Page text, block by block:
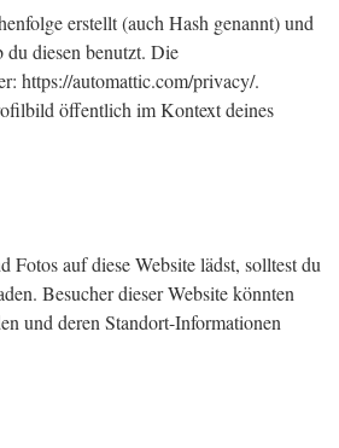
erstellt (auch Hash genannt) und
du diesen benutzt. Die
https://automattic.com/privacy/.
öffentlich im Kontext deines
Fotos auf diese Website lädst, solltest du
Besucher dieser Website könnten
und deren Standort-Informationen